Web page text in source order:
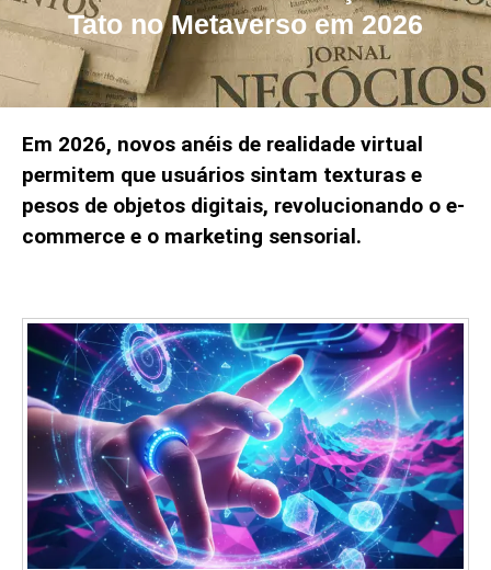
Tato no Metaverso em 2026
Em 2026, novos anéis de realidade virtual
permitem que usuários sintam texturas e
pesos de objetos digitais, revolucionando o e-
commerce e o marketing sensorial.